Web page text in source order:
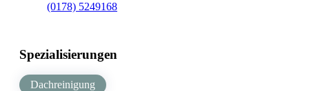
(0178) 5249168
Spezialisierungen
Dachreinigung